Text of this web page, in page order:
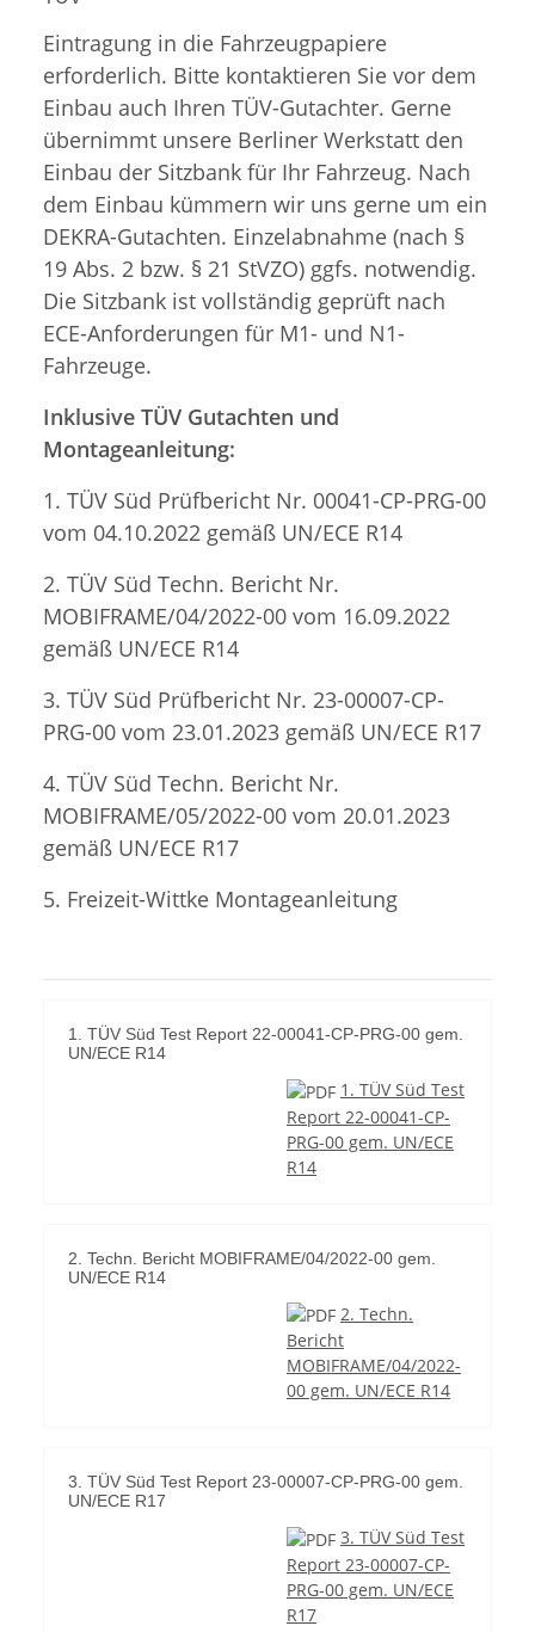
Eintragung in die Fahrzeugpapiere
erforderlich. Bitte kontaktieren Sie vor dem
Einbau auch Ihren TÜV-Gutachter. Gerne
übernimmt unsere Berliner Werkstatt den
Einbau der Sitzbank für Ihr Fahrzeug. Nach
dem Einbau kümmern wir uns gerne um ein
DEKRA-Gutachten. Einzelabnahme (nach §
19 Abs. 2 bzw. § 21 StVZO) ggfs. notwendig.
Die Sitzbank ist vollständig geprüft nach
ECE-Anforderungen für M1- und N1-
Fahrzeuge.
Inklusive TÜV Gutachten und
Montageanleitung:
1. TÜV Süd Prüfbericht Nr. 00041-CP-PRG-00
vom 04.10.2022 gemäß UN/ECE R14
2. TÜV Süd Techn. Bericht Nr.
MOBIFRAME/04/2022-00 vom 16.09.2022
gemäß UN/ECE R14
3. TÜV Süd Prüfbericht Nr. 23-00007-CP-
PRG-00 vom 23.01.2023 gemäß UN/ECE R17
4. TÜV Süd Techn. Bericht Nr.
MOBIFRAME/05/2022-00 vom 20.01.2023
gemäß UN/ECE R17
5. Freizeit-Wittke Montageanleitung
1. TÜV Süd Test Report 22-00041-CP-PRG-00 gem.
UN/ECE R14
1. TÜV Süd Test
Report 22-00041-CP-
PRG-00 gem. UN/ECE
R14
2. Techn. Bericht MOBIFRAME/04/2022-00 gem.
UN/ECE R14
2. Techn.
Bericht
MOBIFRAME/04/2022-
00 gem. UN/ECE R14
3. TÜV Süd Test Report 23-00007-CP-PRG-00 gem.
UN/ECE R17
3. TÜV Süd Test
Report 23-00007-CP-
PRG-00 gem. UN/ECE
R17